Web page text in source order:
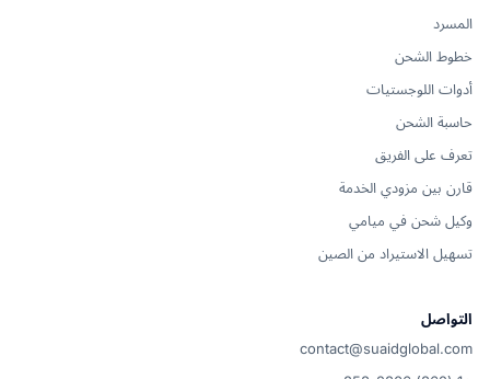
المسرد
خطوط الشحن
أدوات اللوجستيات
حاسبة الشحن
تعرف على الفريق
قارن بين مزودي الخدمة
وكيل شحن في ميامي
تسهيل الاستيراد من الصين
التواصل
contact@suaidglobal.com